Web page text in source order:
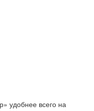
удобнее всего на